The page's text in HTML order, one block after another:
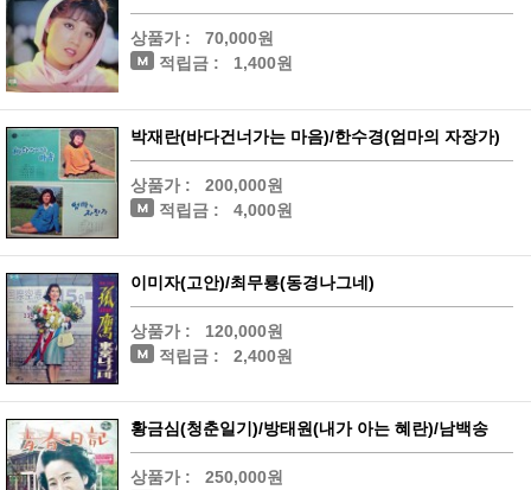
상품가 :
70,000원
적립금 :
1,400원
박재란(바다건너가는 마음)/한수경(엄마의 자장가)
상품가 :
200,000원
적립금 :
4,000원
이미자(고안)/최무룡(동경나그네)
상품가 :
120,000원
적립금 :
2,400원
황금심(청춘일기)/방태원(내가 아는 혜란)/남백송
상품가 :
250,000원